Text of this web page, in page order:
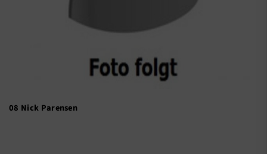
08 Nick Parensen